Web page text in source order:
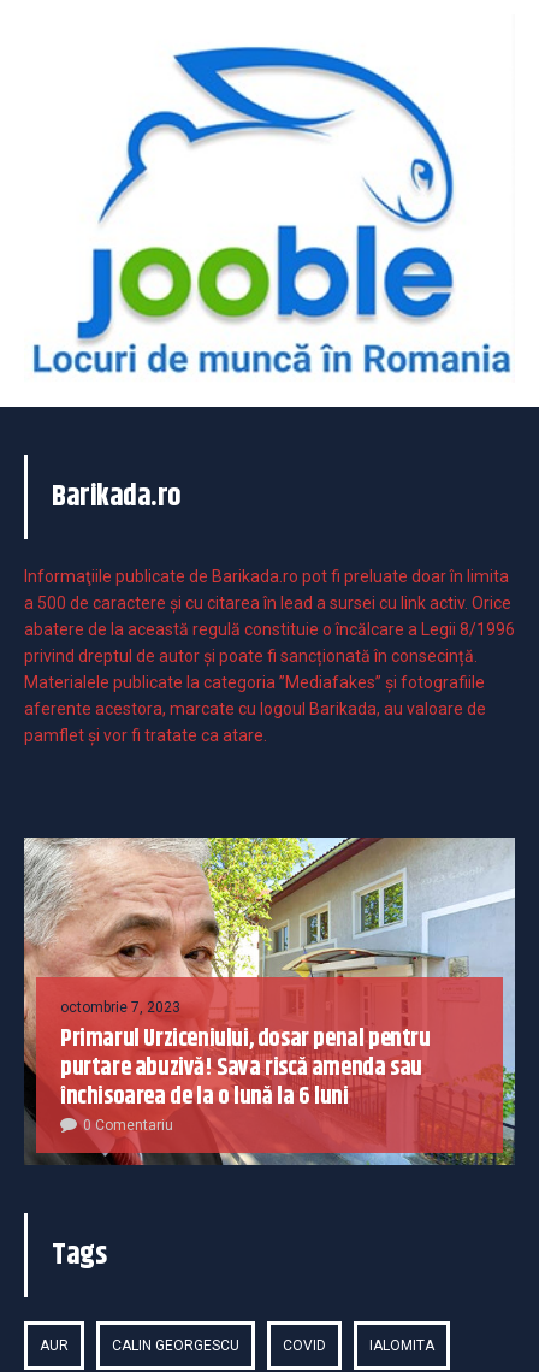
Barikada.ro
Informaţiile publicate de Barikada.ro pot fi preluate doar în limita
a 500 de caractere şi cu citarea în lead a sursei cu link activ. Orice
abatere de la această regulă constituie o încălcare a Legii 8/1996
privind dreptul de autor și poate fi sancționată în consecință.
Materialele publicate la categoria ”Mediafakes” și fotografiile
aferente acestora, marcate cu logoul Barikada, au valoare de
pamflet și vor fi tratate ca atare.
octombrie 7, 2023
Primarul Urziceniului, dosar penal pentru
purtare abuzivă! Sava riscă amenda sau
închisoarea de la o lună la 6 luni
0 Comentariu
Tags
AUR CALIN GEORGESCU COVID IALOMITA